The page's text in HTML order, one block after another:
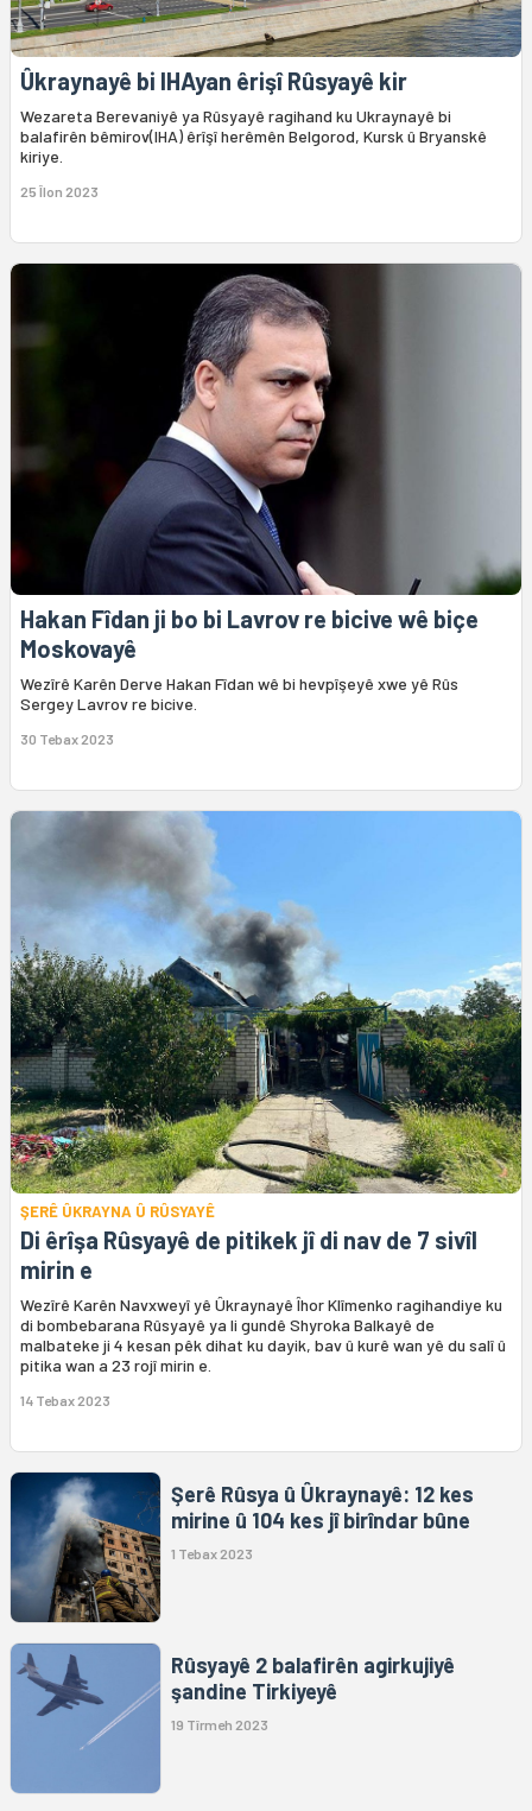
Ûkraynayê bi IHAyan êrişî Rûsyayê kir
Wezareta Berevaniyê ya Rûsyayê ragihand ku Ukraynayê bi
balafirên bêmirov(IHA) êrîşî herêmên Belgorod, Kursk û Bryanskê
kiriye.
25 Îlon 2023
Hakan Fîdan ji bo bi Lavrov re bicive wê biçe
Moskovayê
Wezîrê Karên Derve Hakan Fîdan wê bi hevpîşeyê xwe yê Rûs
Sergey Lavrov re bicive.
30 Tebax 2023
ŞERÊ ÛKRAYNA Û RÛSYAYÊ
Di êrîşa Rûsyayê de pitikek jî di nav de 7 sivîl
mirin e
Wezîrê Karên Navxweyî yê Ûkraynayê Îhor Klîmenko ragihandiye ku
di bombebarana Rûsyayê ya li gundê Shyroka Balkayê de
malbateke ji 4 kesan pêk dihat ku dayik, bav û kurê wan yê du salî û
pitika wan a 23 rojî mirin e.
14 Tebax 2023
Şerê Rûsya û Ûkraynayê: 12 kes
mirine û 104 kes jî birîndar bûne
1 Tebax 2023
Rûsyayê 2 balafirên agirkujiyê
şandine Tirkiyeyê
19 Tîrmeh 2023